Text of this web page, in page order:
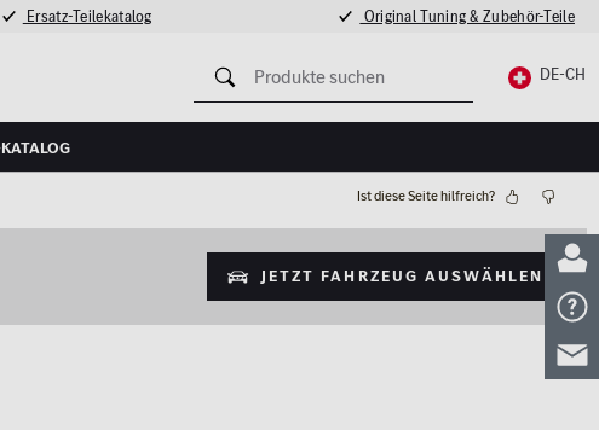
Ersatz-Teilekatalog Original Tuning & Zubehör-Teile
DE-CH
Ist diese Seite hilfreich?
Jetzt Fahrzeug auswählen